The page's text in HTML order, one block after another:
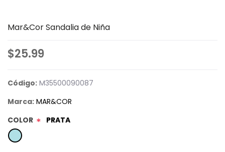
Mar&Cor Sandalia de Niña
$25.99
Código: M35500090087
Marca: MAR&COR
COLOR * PRATA